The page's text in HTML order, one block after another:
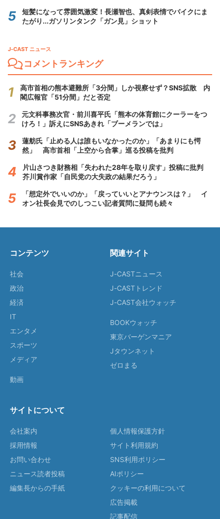
短髪になって雰囲気激変！長瀬智也、真剣表情でバイクにま
たがり...ガソリンタンク「ガン見」ショット
J-CAST ニュース
コメントランキング
高市首相の熊本避難所「3分間」しか視察せず？SNS拡散 内
閣広報官「51分間」だと否定
元文科事務次官・前川喜平氏「熊本の体育館にクーラーをつ
けろ！」訴えにSNSあきれ「ブーメランでは」
蓮舫氏「止める人は誰もいなかったのか」「あまりにも愕
然」 高市首相「上空から合掌」巡る投稿を批判
片山さつき財務相「失われた28年を取り戻す」投稿に批判
芥川賞作家「自民党の大失政の結果だろう」
「想定外でいいのか」「戻っていいとアナウンスは？」 イ
オン社長会見でのしつこい記者質問に疑問も続々
コンテンツ
社会
政治
経済
IT
エンタメ
スポーツ
メディア
動画
関連サイト
J-CASTニュース
J-CASTトレンド
J-CAST会社ウォッチ
BOOKウォッチ
東京バーゲンマニア
Jタウンネット
ゼロまる
サイトについて
会社案内
採用情報
お問い合わせ
ニュース読者投稿
編集長からの手紙
個人情報保護方針
サイト利用規約
SNS利用ポリシー
AIポリシー
クッキーの利用について
広告掲載
記事配信